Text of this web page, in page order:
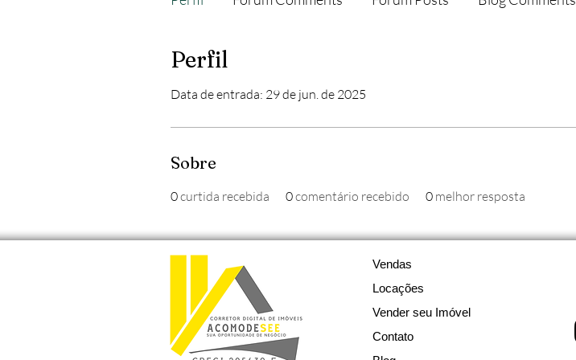
Perfil
Data de entrada: 29 de jun. de 2025
Sobre
0curtida recebida 0comentário recebido 0 melhor resposta
Vendas
Locações
Vender seu Imóvel
Contato